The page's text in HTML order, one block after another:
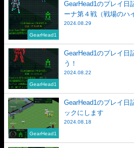
GearHead1
GearHead1のプレイ日
ーナ第４戦（戦場のハ
2024.08.29
GearHead1
GearHead1のプレイ日
う！
2024.08.22
GearHead1
GearHead1のプレイ日
ックにします
2024.08.18